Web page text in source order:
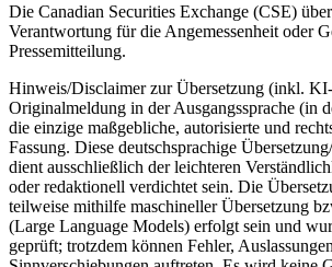
Die Canadian Securities Exchange (CSE)
Verantwortung für die Angemessenheit oder
Pressemitteilung.
Hinweis/Disclaimer zur Übersetzung (inkl.
Originalmeldung in der Ausgangssprache (in
die einzige maßgebliche, autorisierte und
Fassung. Diese deutschsprachige
dient ausschließlich der leichteren
oder redaktionell verdichtet sein. Die
teilweise mithilfe maschineller Übersetzung
(Large Language Models) erfolgt sein und
geprüft; trotzdem können Fehler,